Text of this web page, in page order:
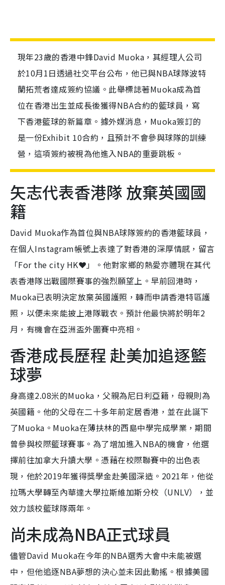
現年23歲的香港中鋒David Muoka，其經理人公司
於10月1日透過社交平台公布，他已與NBA球隊波特
蘭拓荒者達成簽約協議。此舉標誌著Muoka成為首
位在香港出生並成長後獲得NBA合約的籃球員，寫
下香港籃球的新篇章。據外媒消息，Muoka簽訂的
是一份Exhibit 10合約，且預計不會參與球隊的訓練
營，這項簽約被視為他進入NBA的重要跳板。
矢志代表香港隊 放棄英國國
籍
David Muoka作為首位與NBA球隊簽約的香港籃球員，
在個人Instagram帳號上表達了對香港的深厚情感，留言
「For the city HK❤️」。他對家鄉的熱愛亦體現在其代
表香港隊出戰國際賽事的強烈願望上。早前回港時，
Muoka已表明決定放棄英國護照，轉而申請香港特區護
照，以便未來能披上港隊戰衣。預計他最快將於明年2
月，有機會在亞洲盃外圍賽中亮相。
香港成長歷程 赴美加追逐籃
球夢
身高達2.08米的Muoka，父親為尼日利亞籍，母親則為
英國籍。他的父母在二十多年前定居香港，並在此誕下
了Muoka。Muoka在薄扶林的西島中學完成學業，期間
曾參與校際籃球賽事。為了增加進入NBA的機會，他選
擇前往加拿大升讀大學。憑藉在校際聯賽中的出色表
現，他於2019年獲得獎學金赴美國深造。2021年，他從
拉瑪大學轉至內華達大學拉斯維加斯分校（UNLV），並
效力該校籃球隊兩年。
尚未成為NBA正式球員
儘管David Muoka在今年的NBA選秀大會中未能被選
中，但他追逐NBA夢想的決心並未因此動搖。根據美國